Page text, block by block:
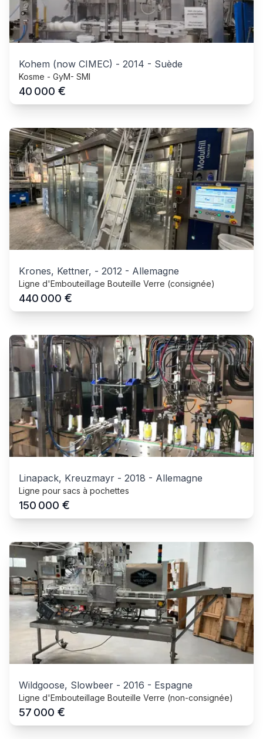
Kohem (now CIMEC) - 2014 - Suède
Kosme - GyM- SMI
40 000 €
Krones, Kettner, - 2012 - Allemagne
Ligne d'Embouteillage Bouteille Verre (consignée)
440 000 €
Linapack, Kreuzmayr - 2018 - Allemagne
Ligne pour sacs à pochettes
150 000 €
Wildgoose, Slowbeer - 2016 - Espagne
Ligne d'Embouteillage Bouteille Verre (non-consignée)
57 000 €